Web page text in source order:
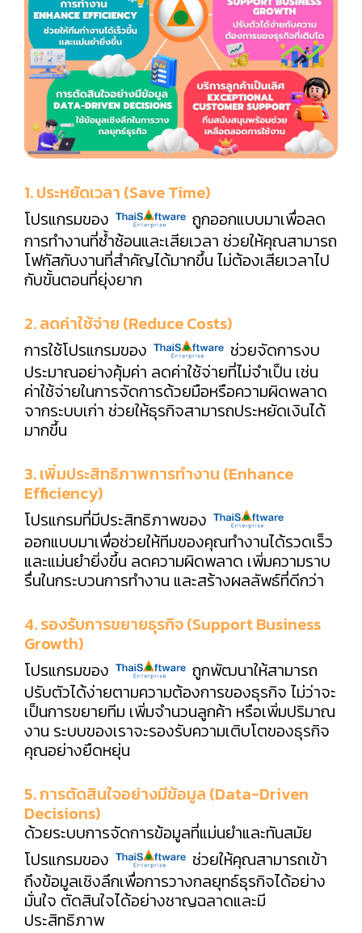
1. ประหยัดเวลา (Save Time)
โปรแกรมของ
ถูกออกแบบมาเพื่อลด
การทำงานที่ซ้ำซ้อนและเสียเวลา ช่วยให้คุณสามารถ
โฟกัสกับงานที่สำคัญได้มากขึ้น ไม่ต้องเสียเวลาไป
กับขั้นตอนที่ยุ่งยาก
2. ลดค่าใช้จ่าย (Reduce Costs)
การใช้โปรแกรมของ
ช่วยจัดการงบ
ประมาณอย่างคุ้มค่า ลดค่าใช้จ่ายที่ไม่จำเป็น เช่น
ค่าใช้จ่ายในการจัดการด้วยมือหรือความผิดพลาด
จากระบบเก่า ช่วยให้ธุรกิจสามารถประหยัดเงินได้
มากขึ้น
3. เพิ่มประสิทธิภาพการทำงาน (Enhance
Efficiency)
โปรแกรมที่มีประสิทธิภาพของ
ออกแบบมาเพื่อช่วยให้ทีมของคุณทำงานได้รวดเร็ว
และแม่นยำยิ่งขึ้น ลดความผิดพลาด เพิ่มความราบ
รื่นในกระบวนการทำงาน และสร้างผลลัพธ์ที่ดีกว่า
4. รองรับการขยายธุรกิจ (Support Business
Growth)
โปรแกรมของ
ถูกพัฒนาให้สามารถ
ปรับตัวได้ง่ายตามความต้องการของธุรกิจ ไม่ว่าจะ
เป็นการขยายทีม เพิ่มจำนวนลูกค้า หรือเพิ่มปริมาณ
งาน ระบบของเราจะรองรับความเติบโตของธุรกิจ
คุณอย่างยืดหยุ่น
5. การตัดสินใจอย่างมีข้อมูล (Data-Driven
Decisions)
ด้วยระบบการจัดการข้อมูลที่แม่นยำและทันสมัย
โปรแกรมของ
ช่วยให้คุณสามารถเข้า
ถึงข้อมูลเชิงลึกเพื่อการวางกลยุทธ์ธุรกิจได้อย่าง
มั่นใจ ตัดสินใจได้อย่างชาญฉลาดและมี
ประสิทธิภาพ